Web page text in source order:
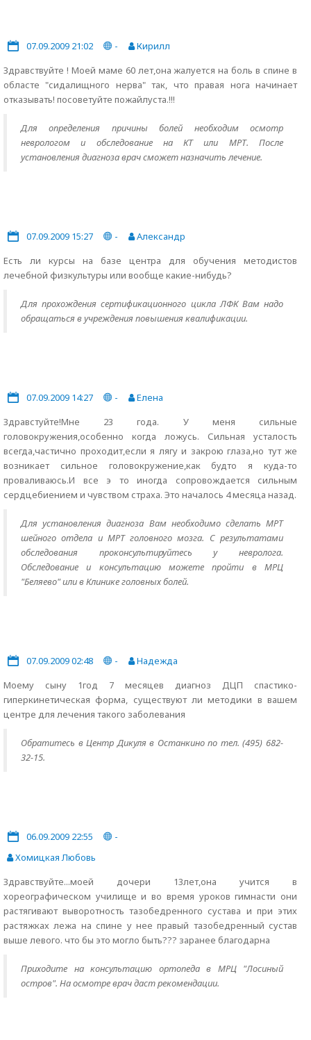
07.09.2009 21:02 -
Кирилл
Здравствуйте ! Моей маме 60 лет,она жалуется на боль в спине в
областе "сидалищного нерва" так, что правая нога начинает
отказывать! посоветуйте пожайлуста.!!!
Для определения причины болей необходим осмотр
неврологом и обследование на КТ или МРТ. После
установления диагноза врач сможет назначить лечение.
07.09.2009 15:27 -
Александр
Есть ли курсы на базе центра для обучения методистов
лечебной физкультуры или вообще какие-нибудь?
Для прохождения сертификационного цикла ЛФК Вам надо
обращаться в учреждения повышения квалификации.
07.09.2009 14:27 -
Елена
Здравстуйте!Мне 23 года. У меня сильные
головокружения,особенно когда ложусь. Сильная усталость
всегда,частично проходит,если я лягу и закрою глаза,но тут же
возникает сильное головокружение,как будто я куда-то
проваливаюсь.И все э то иногда сопровождается сильным
сердцебиением и чувством страха. Это началось 4 месяца назад.
Для установления диагноза Вам необходимо сделать МРТ
шейного отдела и МРТ головного мозга. С результатами
обследования проконсультируйтесь у невролога.
Обследование и консультацию можете пройти в МРЦ
"Беляево" или в Клинике головных болей.
07.09.2009 02:48 -
Надежда
Моему сыну 1год 7 месяцев диагноз ДЦП спастико-
гиперкинетическая форма, существуют ли методики в вашем
центре для лечения такого заболевания
Обратитесь в Центр Дикуля в Останкино по тел. (495) 682-
32-15.
06.09.2009 22:55
-
Хомицкая Любовь
Здравствуйте...моей дочери 13лет,она учится в
хореографическом училище и во время уроков гимнасти они
растягивают выворотность тазобедренного сустава и при этих
растяжках лежа на спине у нее правый тазобедренный сустав
выше левого. что бы это могло быть??? заранее благодарна
Приходите на консультацию ортопеда в МРЦ "Лосиный
остров". На осмотре врач даст рекомендации.